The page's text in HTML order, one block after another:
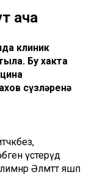
ача
клиник
Бу хакта
сүзләренә
үстерүдә
Әлмәттә яшәп